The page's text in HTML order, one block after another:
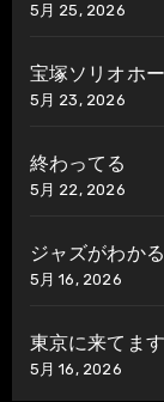
5月 25, 2026
宝塚ソリオホ
5月 23, 2026
終わってる
5月 22, 2026
ジャズがわか
5月 16, 2026
東京に来てます
5月 16, 2026